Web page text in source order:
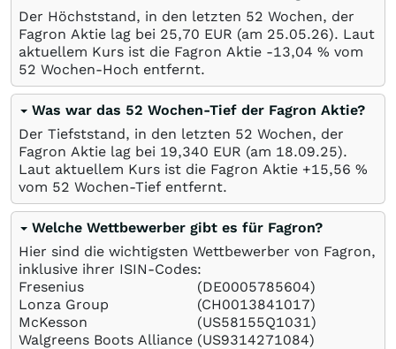
Der Höchststand, in den letzten 52 Wochen, der
Fagron Aktie lag bei 25,70 EUR (am 25.05.26). Laut
aktuellem Kurs ist die Fagron Aktie -13,04 % vom
52 Wochen-Hoch entfernt.
Was war das 52 Wochen-Tief der Fagron Aktie?
Der Tiefststand, in den letzten 52 Wochen, der
Fagron Aktie lag bei 19,340 EUR (am 18.09.25).
Laut aktuellem Kurs ist die Fagron Aktie +15,56 %
vom 52 Wochen-Tief entfernt.
Welche Wettbewerber gibt es für Fagron?
Hier sind die wichtigsten Wettbewerber von Fagron,
inklusive ihrer ISIN-Codes:
Fresenius
(DE0005785604)
Lonza Group
(CH0013841017)
McKesson
(US58155Q1031)
Walgreens Boots Alliance (US9314271084)